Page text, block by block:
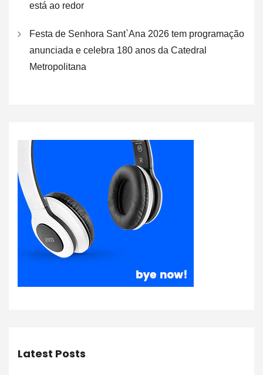
está ao redor
Festa de Senhora Sant`Ana 2026 tem programação
anunciada e celebra 180 anos da Catedral
Metropolitana
Latest Posts